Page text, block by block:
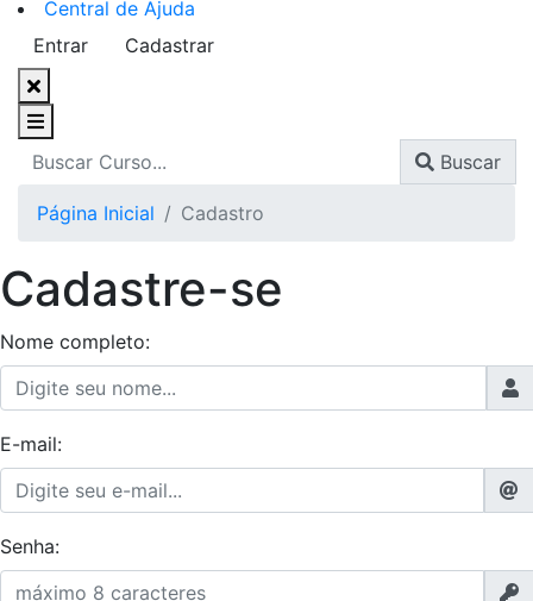
Central de Ajuda
Entrar
Cadastrar
Buscar
Página Inicial Cadastro
Cadastre-se
Nome completo:
E-mail:
Senha: